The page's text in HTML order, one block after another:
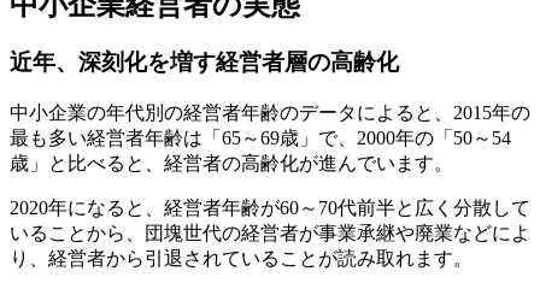
近年、深刻化を増す経営者層の高齢化
中小企業の年代別の経営者年齢のデータによると、2015年の
最も多い経営者年齢は「65～69歳」で、2000年の「50～54
歳」と比べると、経営者の高齢化が進んでいます。
2020年になると、経営者年齢が60～70代前半と広く分散して
いることから、団塊世代の経営者が事業承継や廃業などによ
り、経営者から引退されていることが読み取れます。